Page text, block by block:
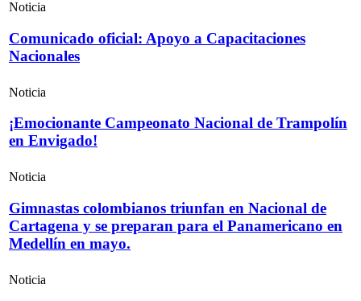
Noticia
Comunicado oficial: Apoyo a Capacitaciones
Nacionales
Noticia
¡Emocionante Campeonato Nacional de Trampolín
en Envigado!
Noticia
Gimnastas colombianos triunfan en Nacional de
Cartagena y se preparan para el Panamericano en
Medellín en mayo.
Noticia